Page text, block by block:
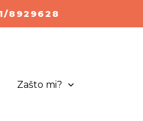
8929628
Zašto mi?